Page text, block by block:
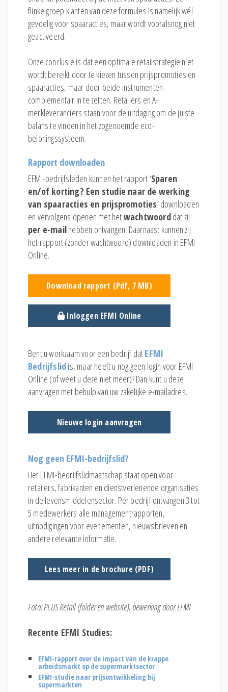
flinke groep klanten van deze formules is namelijk wél
gevoelig voor spaaracties, maar wordt vooralsnog niet
geactiveerd.
Onze conclusie is dat een optimale retailstrategie niet
wordt bereikt door te kiezen tussen prijspromoties en
spaaracties, maar door beide instrumenten
complementair in te zetten. Retailers en A-
merkleveranciers staan voor de uitdaging om de juiste
balans te vinden in het zogenoemde eco-
beloningssysteem.
Rapport downloaden
EFMI-bedrijfsleden kunnen het rapport ‘Sparen
en/of korting? Een studie naar de werking
van spaaracties en prijspromoties’ downloaden
en vervolgens openen met hetwachtwoorddat zij
per e-mailhebben ontvangen. Daarnaast kunnen zij
het rapport (zonder wachtwoord) downloaden in EFMI
Online.
Download rapport (Pdf, 7 MB)
Inloggen EFMI Online
Bent u werkzaam voor een bedrijf datEFMI
Bedrijfslidis, maar heeft u nog geen login voor EFMI
Online (of weet u deze niet meer)? Dan kunt u deze
aanvragen met behulp van uw zakelijke e-mailadres.
Nieuwe login aanvragen
Nog geen EFMI-bedrijfslid?
Het EFMI-bedrijfslidmaatschap staat open voor
retailers, fabrikanten en dienstverlenende organisaties
in de levensmiddelensector. Per bedrijf ontvangen 3 tot
5 medewerkers alle managementrapporten,
uitnodigingen voor evenementen, nieuwsbrieven en
andere relevante informatie.
Lees meer in de brochure (PDF)
Foto: PLUS Retail (folder en website), bewerking door EFMI
Recente EFMI Studies:
EFMI-rapport over de impact van de krappe
arbeidsmarkt op de supermarktsector
EFMI-studie naar prijsontwikkeling bij
supermarkten